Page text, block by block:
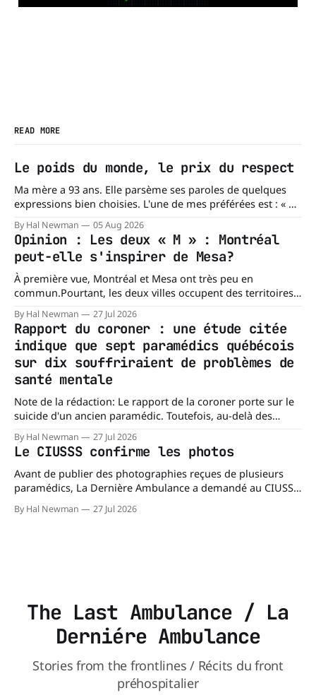
READ MORE
Le poids du monde, le prix du respect
Ma mère a 93 ans. Elle parsème ses paroles de quelques
expressions bien choisies. L'une de mes préférées est : « À
évoque la folie, les lubies, les absurdités de la vie. Chacun
porte les siennes. Elle en a d'
By Hal Newman 05 Aug 2026
Opinion : Les deux « M » : Montréal
peut-elle s'inspirer de Mesa?
À première vue, Montréal et Mesa ont très peu en
commun.Pourtant, les deux villes occupent des territoires
(138,7 milles carrés), alors que l'île de Montréal s'étend sur
près de 499 km². La différence n'est
By Hal Newman 27 Jul 2026
Rapport du coroner : une étude citée
indique que sept paramédics québécois
sur dix souffriraient de problèmes de
santé mentale
Note de la rédaction: Le rapport de la coroner porte sur le
suicide d'un ancien paramédic. Toutefois, au-delà des
une question plus large : les blessures psychologiques chez
les paramédics et les mécanismes de soutien qui leur
By Hal Newman 27 Jul 2026
Le CIUSSS confirme les photos
Avant de publier des photographies reçues de plusieurs
paramédics, La Dernière Ambulance a demandé au CIUSSS
ainsi que leur utilisation. Dans un courriel transmis à La
By Hal Newman 27 Jul 2026
The Last Ambulance / La
Derniére Ambulance
Stories from the frontlines / Récits du front
préhospitalier